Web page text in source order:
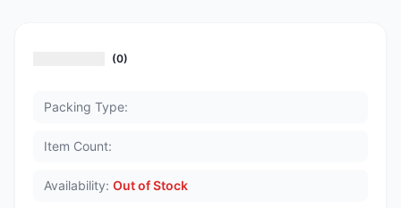
(0)
Packing Type:
Item Count:
Availability: Out of Stock